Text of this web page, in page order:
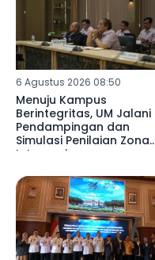
6 Agustus 2026 08:50
Menuju Kampus
Berintegritas, UM Jalani
Pendampingan dan
Simulasi Penilaian Zona
Integrasi